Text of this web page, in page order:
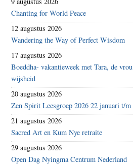
Chanting for World Peace
12 augustus 2026
Wandering the Way of Perfect Wisdom
17 augustus 2026
Boeddha- vakantieweek met Tara, de
wijsheid
20 augustus 2026
Zen Spirit Leesgroep 2026 22 januari t/
21 augustus 2026
Sacred Art en Kum Nye retraite
29 augustus 2026
Open Dag Nyingma Centrum Nederland